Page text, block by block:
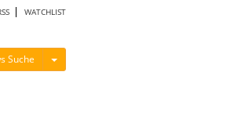
WATCHLIST
Suche Menü ein-/ausblenden